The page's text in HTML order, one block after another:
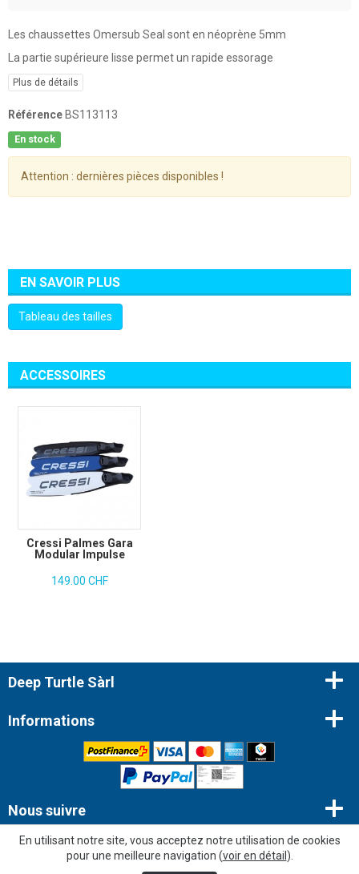
Les chaussettes Omersub Seal sont en néoprène 5mm
La partie supérieure lisse permet un rapide essorage
Plus de détails
Référence BS113113
En stock
Attention : dernières pièces disponibles !
EN SAVOIR PLUS
Tableau des tailles
ACCESSOIRES
Cressi Palmes Gara
Modular Impulse
149.00 CHF
Deep Turtle Sàrl
Informations
Nous suivre
Newsletter
En utilisant notre site, vous acceptez notre utilisation de cookies
pour une meilleure navigation (voir en détail ).